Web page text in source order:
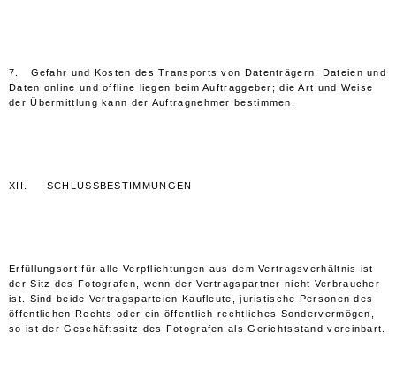
7. Gefahr und Kosten des Transports von Datenträgern, Dateien und
Daten online und offline liegen beim Auftraggeber; die Art und Weise
der Übermittlung kann der Auftragnehmer bestimmen.
XII. SCHLUSSBESTIMMUNGEN
Erfüllungsort für alle Verpflichtungen aus dem Vertragsverhältnis ist
der Sitz des Fotografen, wenn der Vertragspartner nicht Verbraucher
ist. Sind beide Vertragsparteien Kaufleute, juristische Personen des
öffentlichen Rechts oder ein öffentlich rechtliches Sondervermögen,
so ist der Geschäftssitz des Fotografen als Gerichtsstand vereinbart.